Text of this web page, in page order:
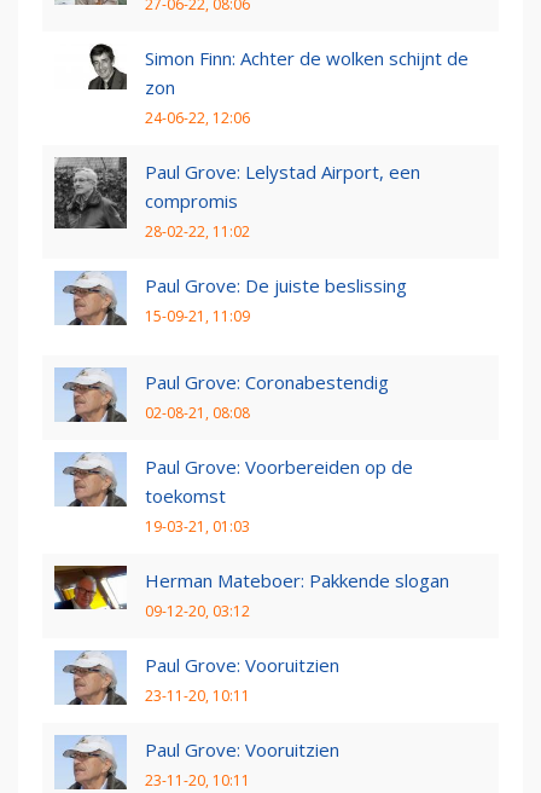
27-06-22, 08:06
Simon Finn: Achter de wolken schijnt de
zon
24-06-22, 12:06
Paul Grove: Lelystad Airport, een
compromis
28-02-22, 11:02
Paul Grove: De juiste beslissing
15-09-21, 11:09
Paul Grove: Coronabestendig
02-08-21, 08:08
Paul Grove: Voorbereiden op de
toekomst
19-03-21, 01:03
Herman Mateboer: Pakkende slogan
09-12-20, 03:12
Paul Grove: Vooruitzien
23-11-20, 10:11
Paul Grove: Vooruitzien
23-11-20, 10:11